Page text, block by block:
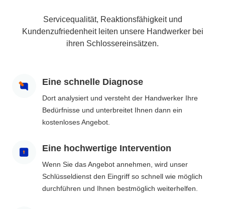
Servicequalität, Reaktionsfähigkeit und
Kundenzufriedenheit leiten unsere Handwerker bei
ihren Schlossereinsätzen.
Eine schnelle Diagnose
Dort analysiert und versteht der Handwerker Ihre
Bedürfnisse und unterbreitet Ihnen dann ein
kostenloses Angebot.
Eine hochwertige Intervention
Wenn Sie das Angebot annehmen, wird unser
Schlüsseldienst den Eingriff so schnell wie möglich
durchführen und Ihnen bestmöglich weiterhelfen.